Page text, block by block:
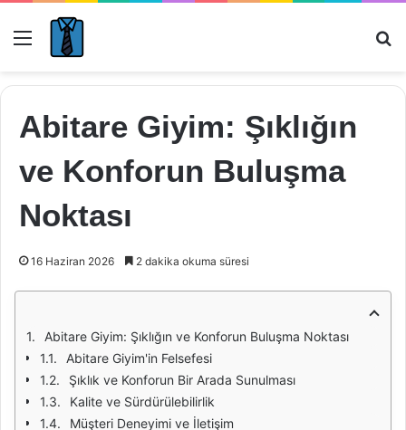
Menü
Abitare Giyim: Şıklığın
ve Konforun Buluşma
Noktası
16 Haziran 2026 2 dakika okuma süresi
Abitare Giyim: Şıklığın ve Konforun Buluşma Noktası
Abitare Giyim'in Felsefesi
Şıklık ve Konforun Bir Arada Sunulması
Kalite ve Sürdürülebilirlik
Müşteri Deneyimi ve İletişim